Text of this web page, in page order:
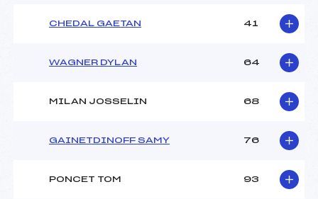
CHEDAL GAETAN 41
WAGNER DYLAN 64
MILAN JOSSELIN 68
GAINETDINOFF SAMY 76
PONCET TOM 93